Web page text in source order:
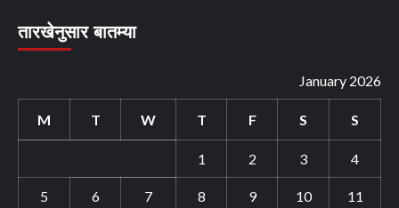
तारखेनुसार बातम्या
January 2026
M T W T F S S
1 2 3 4
5 6 7 8 9 10 11